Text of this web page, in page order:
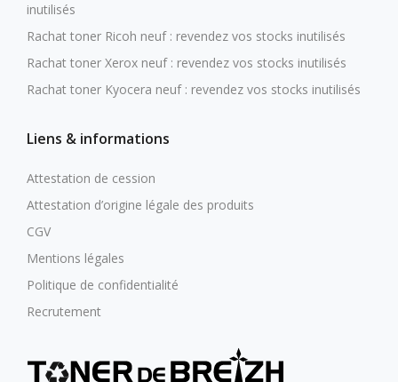
inutilisés
Rachat toner Ricoh neuf : revendez vos stocks inutilisés
Rachat toner Xerox neuf : revendez vos stocks inutilisés
Rachat toner Kyocera neuf : revendez vos stocks inutilisés
Liens & informations
Attestation de cession
Attestation d’origine légale des produits
CGV
Mentions légales
Politique de confidentialité
Recrutement